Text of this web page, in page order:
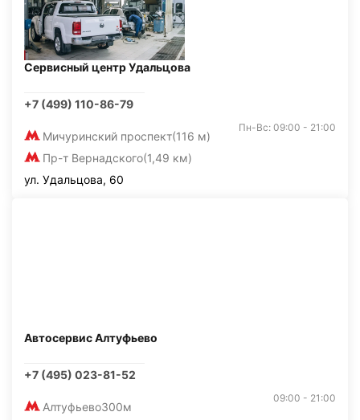
Сервисный центр Удальцова
+7 (499) 110-86-79
Мичуринский проспект(116 м)
Пр-т Вернадского(1,49 км)
Пн-Вс: 09:00 - 21:00
ул. Удальцова, 60
Автосервис Алтуфьево
+7 (495) 023-81-52
Алтуфьево300м
09:00 - 21:00